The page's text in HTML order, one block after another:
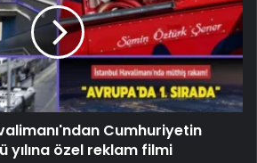
Cumhuriyetin
yılına özel reklam filmi